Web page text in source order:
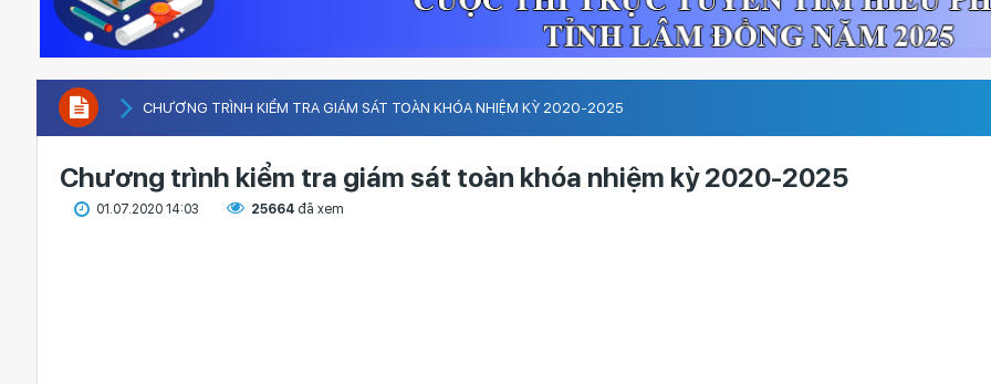
CHƯƠNG TRÌNH KIỂM TRA GIÁM SÁT TOÀN KHÓA NHIỆM KỲ 2020-2025
Chương trình kiểm tra giám sát toàn khóa nhiệm kỳ 2020-2025
01.07.2020 14:03 25664 đã xem